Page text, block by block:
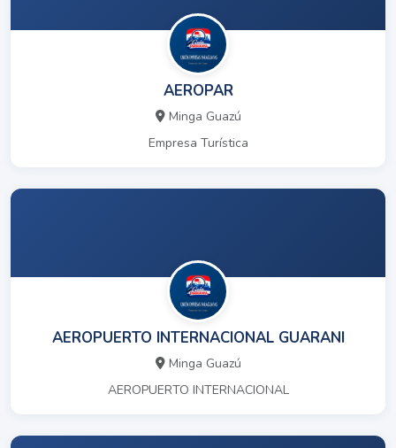
AEROPAR
Minga Guazú
Empresa Turística
AEROPUERTO INTERNACIONAL GUARANI
Minga Guazú
AEROPUERTO INTERNACIONAL